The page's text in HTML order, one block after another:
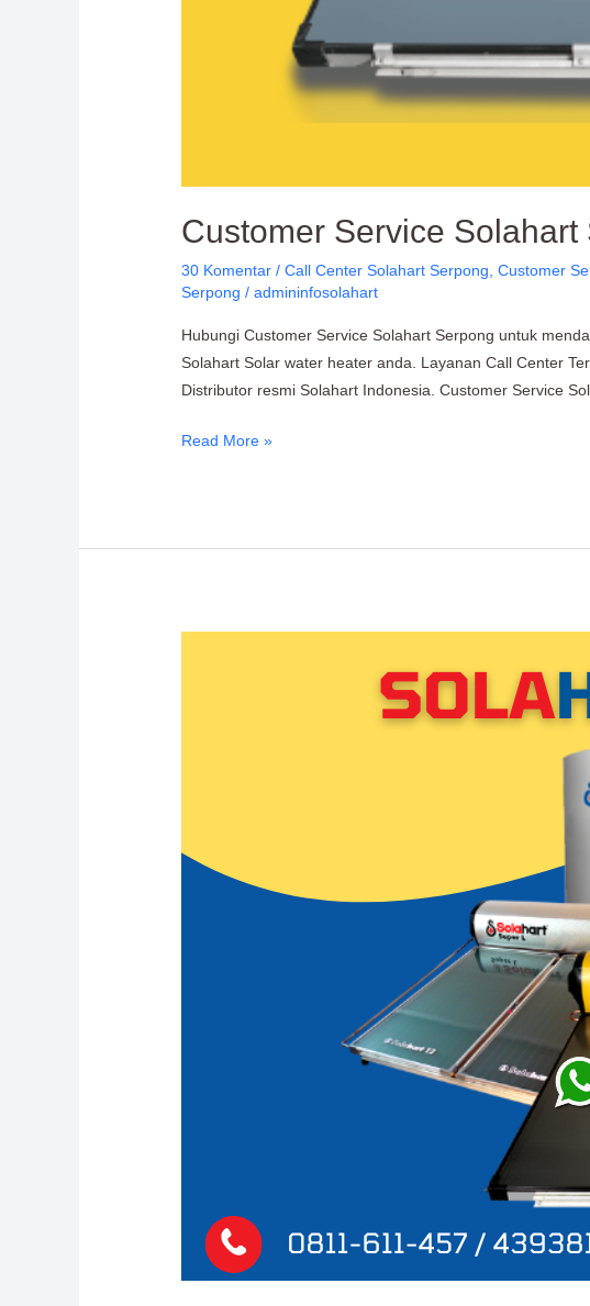
Customer Service
30 Komentar /Call Center Solahart Serpong ,Customer
Serpong /admininfosolahart
Hubungi Customer Service Solahart Serpong untuk
Solahart Solar water heater anda. Layanan Call Center
Distributor resmi Solahart Indonesia. Customer Service
Read More »